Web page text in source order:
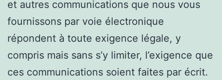
et autres communications que nous vous
fournissons par voie électronique
répondent à toute exigence légale, y
compris mais sans s’y limiter, l’exigence que
ces communications soient faites par écrit.